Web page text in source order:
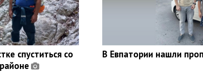
спуститься со
В Евпатории нашли